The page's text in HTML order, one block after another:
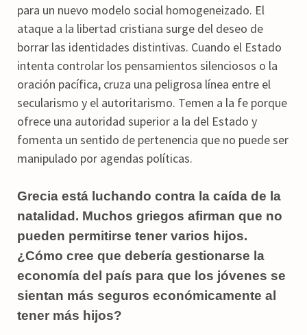
para un nuevo modelo social homogeneizado. El
ataque a la libertad cristiana surge del deseo de
borrar las identidades distintivas. Cuando el Estado
intenta controlar los pensamientos silenciosos o la
oración pacífica, cruza una peligrosa línea entre el
secularismo y el autoritarismo. Temen a la fe porque
ofrece una autoridad superior a la del Estado y
fomenta un sentido de pertenencia que no puede ser
manipulado por agendas políticas.
Grecia está luchando contra la caída de la
natalidad. Muchos griegos afirman que no
pueden permitirse tener varios hijos.
¿Cómo cree que debería gestionarse la
economía del país para que los jóvenes se
sientan más seguros económicamente al
tener más hijos?